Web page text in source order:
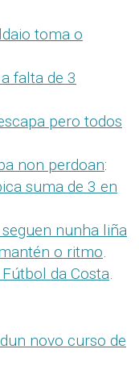
toma o
falta de 3
pero todos
non perdoan:
suma de 3 en
nunha liña
o ritmo.
da Costa.
novo curso de